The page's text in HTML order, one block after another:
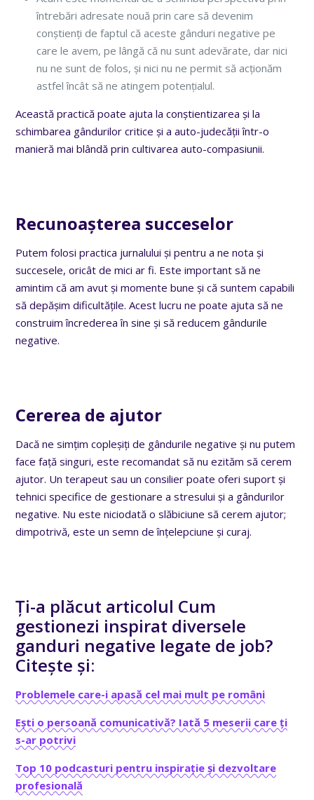
întrebări adresate nouă prin care să devenim
conștienți de faptul că aceste gânduri negative pe
care le avem, pe lângă că nu sunt adevărate, dar nici
nu ne sunt de folos, și nici nu ne permit să acționăm
astfel încât să ne atingem potențialul.
Această practică poate ajuta la conștientizarea și la
schimbarea gândurilor critice și a auto-judecății într-o
manieră mai blândă prin cultivarea auto-compasiunii.
Recunoașterea succeselor
Putem folosi practica jurnalului și pentru a ne nota și
succesele, oricât de mici ar fi. Este important să ne
amintim că am avut și momente bune și că suntem capabili
să depășim dificultățile. Acest lucru ne poate ajuta să ne
construim încrederea în sine și să reducem gândurile
negative.
Cererea de ajutor
Dacă ne simțim copleșiți de gândurile negative și nu putem
face față singuri, este recomandat să nu ezităm să cerem
ajutor. Un terapeut sau un consilier poate oferi suport și
tehnici specifice de gestionare a stresului și a gândurilor
negative. Nu este niciodată o slăbiciune să cerem ajutor;
dimpotrivă, este un semn de înțelepciune și curaj.
Ți-a plăcut articolul Cum
gestionezi inspirat diversele
ganduri negative legate de job?
Citește și:
Problemele care-i apasă cel mai mult pe români
Ești o persoană comunicativă? Iată 5 meserii care ți
s-ar potrivi
Top 10 podcasturi pentru inspirație și dezvoltare
profesională